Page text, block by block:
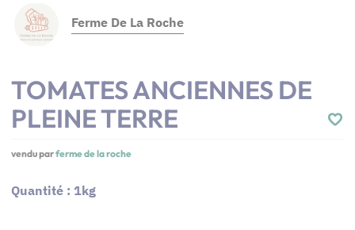
Ferme De La Roche
TOMATES ANCIENNES DE
PLEINE TERRE
vendu parferme de la roche
Quantité : 1kg